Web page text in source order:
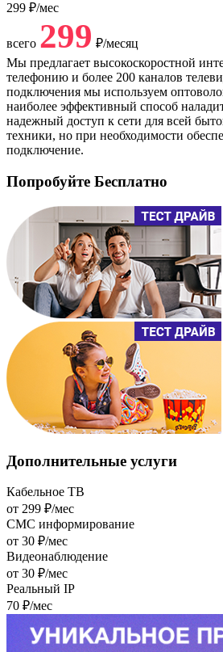
299 ₽/мес
всего 299 ₽/месяц
Мы предлагает высокоскоростной
телефонию и более 200 каналов
подключения мы используем
наиболее эффективный способ
надежный доступ к сети для всей
техники, но при необходимости
подключение.
Попробуйте Бесплатно
Дополнительные услуги
Кабельное ТВ
от 299 ₽/мес
СМС информирование
от 30 ₽/мес
Видеонаблюдение
от 30 ₽/мес
Реальный IP
70 ₽/мес